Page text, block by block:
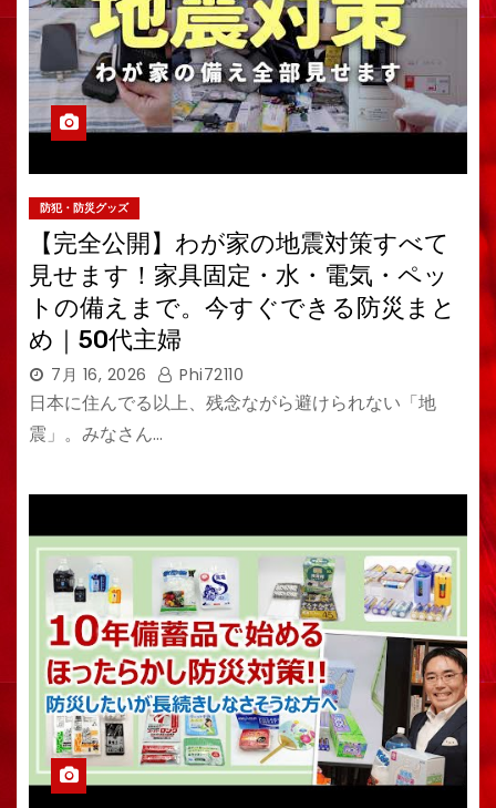
防犯・防災グッズ
【完全公開】わが家の地震対策すべて
見せます！家具固定・水・電気・ペッ
トの備えまで。今すぐできる防災まと
め｜50代主婦
7月 16, 2026 Phi72110
日本に住んでる以上、残念ながら避けられない「地
震」。みなさん…